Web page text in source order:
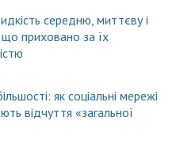
середню, миттєву і
приховано за їх
як соціальні мережі
відчуття «загальної